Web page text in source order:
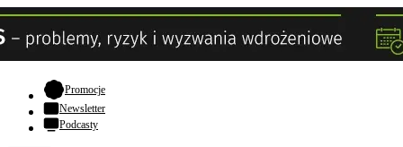
Promocje- otwiera się w nowej karcie
Newsletter
Podcasty